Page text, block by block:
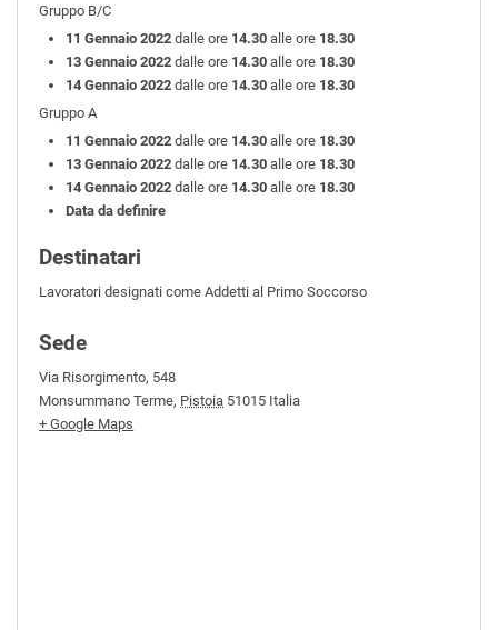
Gruppo B/C
11 Gennaio 2022 dalle ore 14.30 alle ore 18.30
13 Gennaio 2022 dalle ore 14.30 alle ore 18.30
14 Gennaio 2022 dalle ore 14.30 alle ore 18.30
Gruppo A
11 Gennaio 2022 dalle ore 14.30 alle ore 18.30
13 Gennaio 2022 dalle ore 14.30 alle ore 18.30
14 Gennaio 2022 dalle ore 14.30 alle ore 18.30
Data da definire
Destinatari
Lavoratori designati come Addetti al Primo Soccorso
Sede
Via Risorgimento, 548
Monsummano Terme, Pistoia 51015 Italia
+ Google Maps